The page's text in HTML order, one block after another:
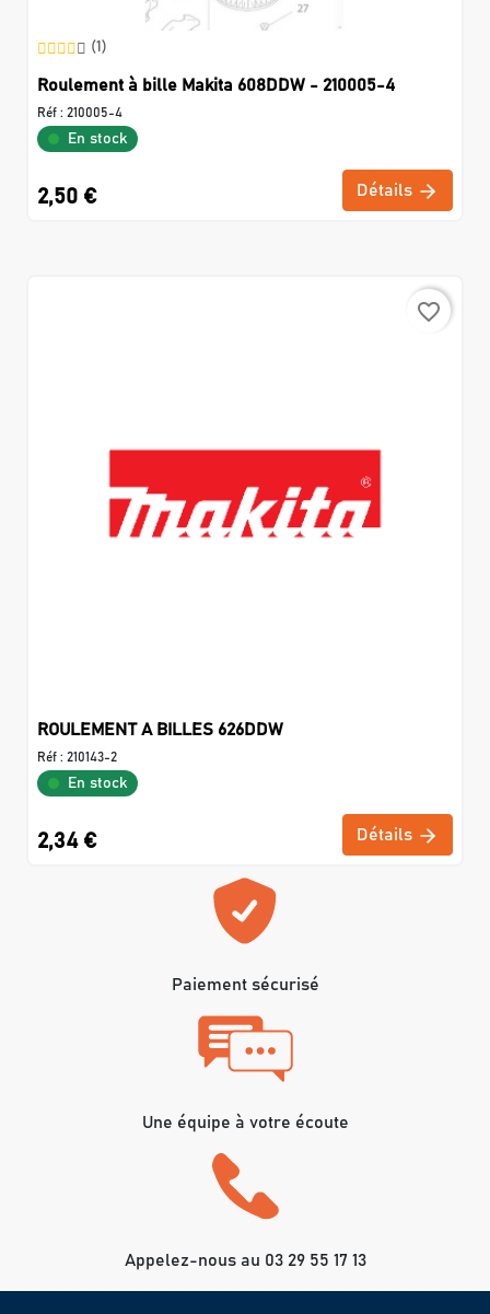
(1)
Roulement à bille Makita 608DDW - 210005-4
Réf : 210005-4
En stock
2,50 € Détails
favorite_border
ROULEMENT A BILLES 626DDW
Réf : 210143-2
En stock
2,34 € Détails
Paiement sécurisé
Une équipe à votre écoute
Appelez-nous au 03 29 55 17 13